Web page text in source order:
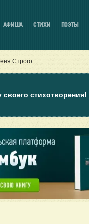
АФИША СТИХИ ПОЭТЫ
Строго...
своего стихотворения!